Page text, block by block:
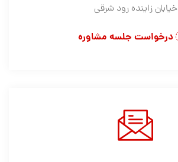
خیابان زاینده رود شرقی
درخواست جلسه مشاوره